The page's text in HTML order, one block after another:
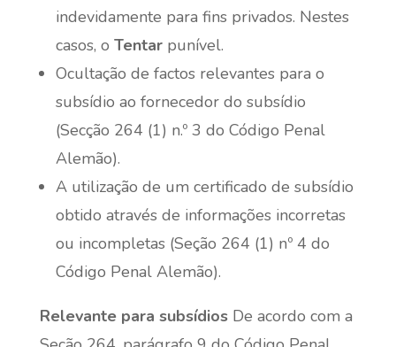
indevidamente para fins privados. Nestes
casos, o Tentarpunível.
Ocultação de factos relevantes para o
subsídio ao fornecedor do subsídio
(Secção 264 (1) n.º 3 do Código Penal
Alemão).
A utilização de um certificado de subsídio
obtido através de informações incorretas
ou incompletas (Seção 264 (1) nº 4 do
Código Penal Alemão).
Relevante para subsídiosDe acordo com a